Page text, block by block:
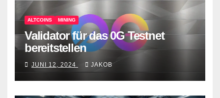
ALTCOINS MINING
Validator für das 0G Testnet
bereitstellen
JUNI 12, 2024 JAKOB